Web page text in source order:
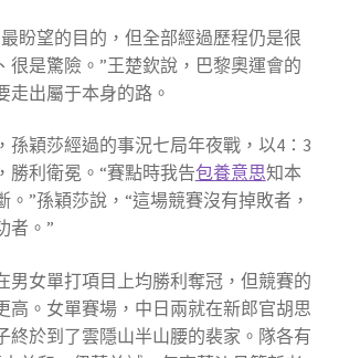
盼望的目的，但全部經過歷程仍是很
很是驚險。”王楚欽說，巴黎奧運會的
走出屬于本身的路。
孫穎莎經過的事況七局年夜戰，以4∶3
勝利衛冕。“賽點時我告包養意思知本
。”孫穎莎說，“這場競賽沒有掉敗者，
者。”
男女單打項目上均勝利奪冠，但競賽的
高。女單賽場，中日兩就在新郎官胡思
終於到了雲隱山半山腰的裴家。隊各有